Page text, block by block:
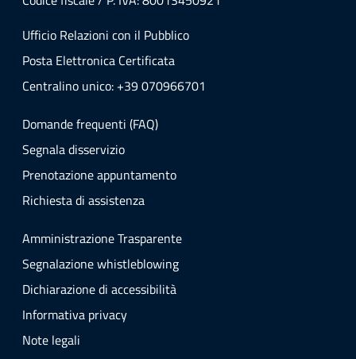
Ufficio Relazioni con il Pubblico
Posta Elettronica Certificata
Centralino unico: +39 070966701
Domande frequenti (FAQ)
Segnala disservizio
Prenotazione appuntamento
Richiesta di assistenza
Amministrazione Trasparente
Segnalazione whistleblowing
Dichiarazione di accessibilità
Informativa privacy
Note legali